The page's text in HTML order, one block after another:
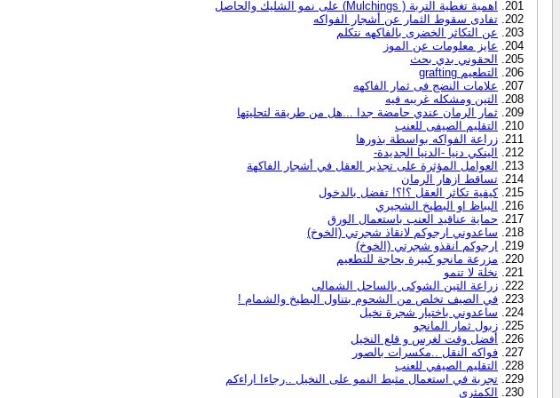
اهمية تغطية التربة ( Mulchings) على نمو الشليك والحاصل
تفادى سقوط الثمار عن أشجار الفواكه
عن التكاثر الخضرى بالفاكهه نتكلم
عايز معلومات عن الموز
الحقوني بدي بحث
التطعيم grafting
علامات النضج فى ثمار الفاكهه
التين ومشكله غريبه فيه
ثمار الرمان عندي حامضة جدا ...هل من طريقة لتحليتها
التقليم الصيفى للعنب
زراعة الفواكه بواسطة بذورها
الينكي دنيا -الدنيا الجديدة-
العوامل المؤثرة على تجذير العقل في أشجار الفاكهة
تساقط ازهار الرمان
كيفية تكاثر العقل ؟!؟! تفضل بالدخول
البباظ او البطيخ الشجيري
حماية عناقيد العنب باستعمال الورق
ساعدوني ارجوكم لانقاذ شجرتي (الخوخ)
ارجوكم انقذو شجرتي (الخوخ)
مزرعة مانجو كبيرة بحاجة للتطعيم
نخلة لا تنمو
زراعة التين الشوكى بالساحل الشمالى
في الصيف تخلص من الشحوم بتناول البطيخ والشمام !
ساعدوني باختيار شجرة نخيل
زبول ثمار المانجو
أفضل وقت لغرس و قلع النخيل
فواكه النقل ..مكسرات بالصور
التقليم الصيفي للعنب
تجربة في استعمال مثبط النمو على النخيل ..رجاءا اراءكم
الكمثري